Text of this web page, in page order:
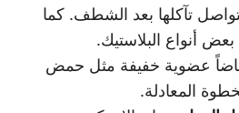
تآكلها بعد الشطف. كما
أنواع البلاستيك.
عضوية خفيفة مثل حمض
المعادلة.